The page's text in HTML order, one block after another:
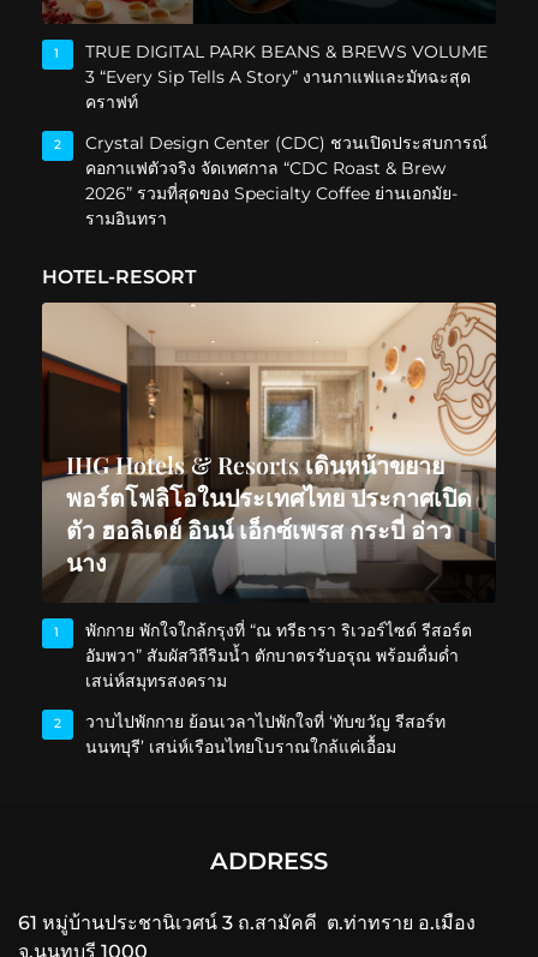
1
TRUE DIGITAL PARK BEANS & BREWS VOLUME
3 “Every Sip Tells A Story” งานกาแฟและมัทฉะสุด
คราฟท์
2
Crystal Design Center (CDC) ชวนเปิดประสบการณ์
คอกาแฟตัวจริง จัดเทศกาล “CDC Roast & Brew
2026” รวมที่สุดของ Specialty Coffee ย่านเอกมัย-
รามอินทรา
HOTEL-RESORT
IHG Hotels & Resorts เดินหน้าขยาย
พอร์ตโฟลิโอในประเทศไทย ประกาศเปิด
ตัว ฮอลิเดย์ อินน์ เอ็กซ์เพรส กระบี่ อ่าว
นาง
1
พักกาย พักใจใกล้กรุงที่ “ณ ทรีธารา ริเวอร์ไซด์ รีสอร์ต
อัมพวา” สัมผัสวิถีริมน้ำ ตักบาตรรับอรุณ พร้อมดื่มด่ำ
เสน่ห์สมุทรสงคราม
2
วาบไปพักกาย ย้อนเวลาไปพักใจที่ ‘ทับขวัญ รีสอร์ท
นนทบุรี’ เสน่ห์เรือนไทยโบราณใกล้แค่เอื้อม
ADDRESS
61 หมู่บ้านประชานิเวศน์ 3 ถ.สามัคคี ต.ท่าทราย อ.เมือง
จ.นนทบุรี 1000